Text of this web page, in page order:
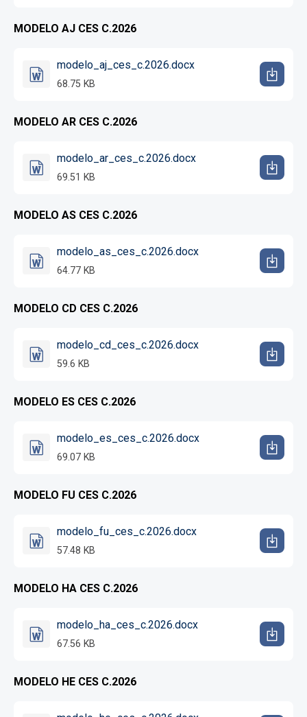
MODELO AJ CES C.2026
modelo_aj_ces_c.2026.docx
68.75 KB
MODELO AR CES C.2026
modelo_ar_ces_c.2026.docx
69.51 KB
MODELO AS CES C.2026
modelo_as_ces_c.2026.docx
64.77 KB
MODELO CD CES C.2026
modelo_cd_ces_c.2026.docx
59.6 KB
MODELO ES CES C.2026
modelo_es_ces_c.2026.docx
69.07 KB
MODELO FU CES C.2026
modelo_fu_ces_c.2026.docx
57.48 KB
MODELO HA CES C.2026
modelo_ha_ces_c.2026.docx
67.56 KB
MODELO HE CES C.2026